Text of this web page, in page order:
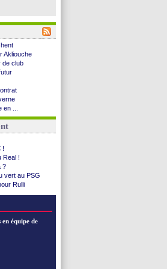
Akliouche
de club
...
Rodri ?
!
Godts
Godts
(off.)
(off.)
Balogun
?
!
Real !
?
vert au PSG
Rulli
équipe de